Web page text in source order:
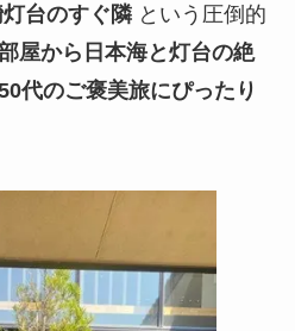
灯台のすぐ隣という圧倒的
屋から日本海と灯台の絶
代のご褒美旅にぴったり